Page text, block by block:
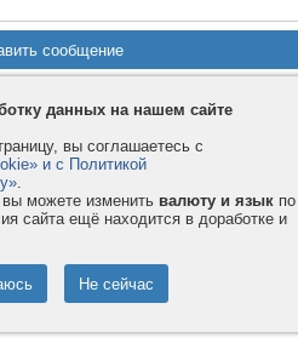
Privacy и Cookie
Помощь
- Все права защищены.
данных на нашем сайте
вы соглашаетесь с
и с Политикой
.
можете изменить валюту и язык по
сайта ещё находится в доработке и